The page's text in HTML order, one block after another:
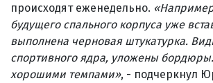
происходят еженедельно.
будущего спального корпуса уже
выполнена черновая штукатурка.
спортивного ядра, уложены
хорошими темпами», - подчеркнул